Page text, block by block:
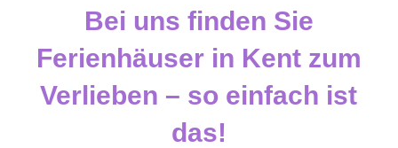
Bei uns finden Sie
Ferienhäuser in Kent zum
Verlieben – so einfach ist
das!